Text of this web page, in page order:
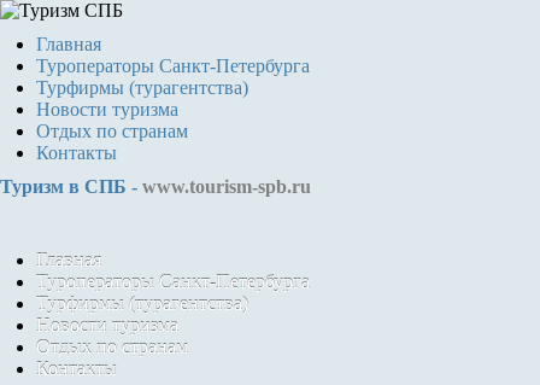
Главная
Туроператоры Санкт-Петербурга
Турфирмы (турагентства)
Новости туризма
Отдых по странам
Контакты
Туризм в СПБ - www.tourism-spb.ru
Главная
Туроператоры Санкт-Петербурга
Турфирмы (турагентства)
Новости туризма
Отдых по странам
Контакты